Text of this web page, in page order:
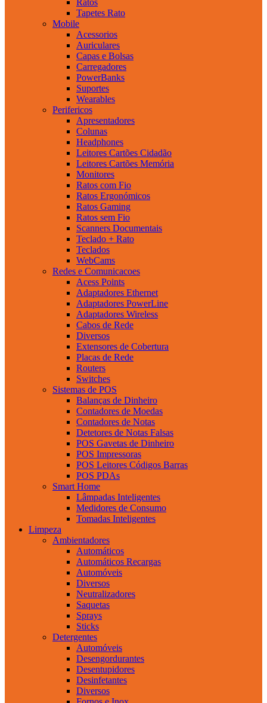
Tapetes Rato
Mobile
Acessorios
Auriculares
Capas e Bolsas
Carregadores
PowerBanks
Suportes
Wearables
Perifericos
Apresentadores
Colunas
Headphones
Leitores Cartões Cidadão
Leitores Cartões Memória
Monitores
Ratos com Fio
Ratos Ergonómicos
Ratos Gaming
Ratos sem Fio
Scanners Documentais
Teclado + Rato
Teclados
WebCams
Redes e Comunicacoes
Acess Points
Adaptadores Ethernet
Adaptadores PowerLine
Adaptadores Wireless
Cabos de Rede
Diversos
Extensores de Cobertura
Placas de Rede
Routers
Switches
Sistemas de POS
Balanças de Dinheiro
Contadores de Moedas
Contadores de Notas
Detetores de Notas Falsas
POS Gavetas de Dinheiro
POS Impressoras
POS Leitores Códigos Barras
POS PDAs
Smart Home
Lâmpadas Inteligentes
Medidores de Consumo
Tomadas Inteligentes
Limpeza
Ambientadores
Automáticos
Automáticos Recargas
Automóveis
Diversos
Neutralizadores
Saquetas
Sprays
Sticks
Detergentes
Automóveis
Desengordurantes
Desentupidores
Desinfetantes
Diversos